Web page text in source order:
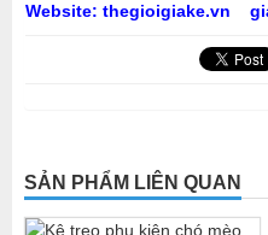
Website: thegioigiake.vn
SẢN PHẨM LIÊN QUAN